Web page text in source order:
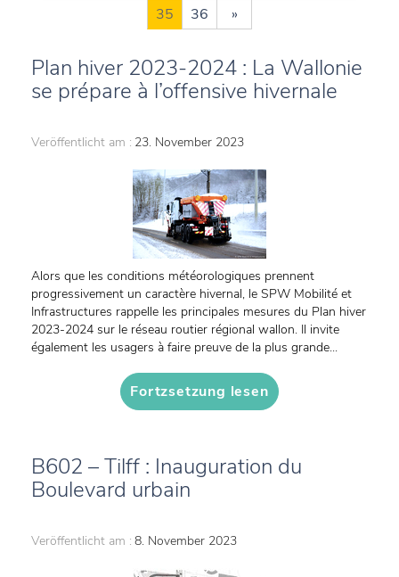
35
36 »
Plan hiver 2023-2024 : La Wallonie
se prépare à l’offensive hivernale
Veröffentlicht am : 23. November 2023
Alors que les conditions météorologiques prennent
progressivement un caractère hivernal, le SPW Mobilité et
Infrastructures rappelle les principales mesures du Plan hiver
2023-2024 sur le réseau routier régional wallon. Il invite
également les usagers à faire preuve de la plus grande...
Fortzsetzung lesen
B602 – Tilff : Inauguration du
Boulevard urbain
Veröffentlicht am : 8. November 2023